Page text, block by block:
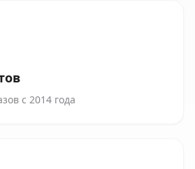
с 2014 года